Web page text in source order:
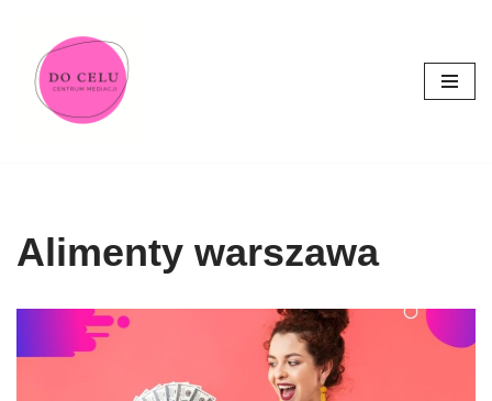
Przejdź
treści
Alimenty warszawa